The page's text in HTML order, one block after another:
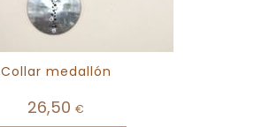
Collar medallón
26,50 €